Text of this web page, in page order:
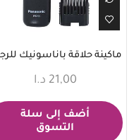
ماكينة حلاقة باناسونيك
21,00 د.ا
أضف إلى سلة
التسوق